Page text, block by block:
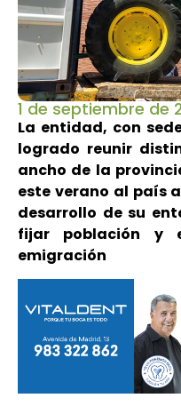
1 de septiembre de
La entidad, con
logrado reunir
ancho de la
este verano al país
desarrollo de su
fijar población y
emigración